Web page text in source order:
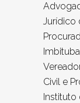
Jurídico
Civil e
Instituto